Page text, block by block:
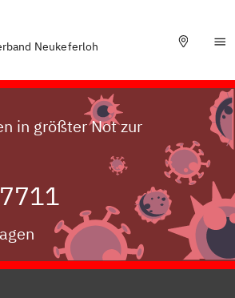
Neukeferloh
in größter Not zur